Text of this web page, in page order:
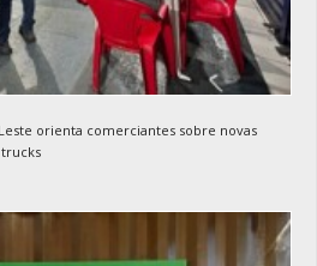
orienta comerciantes sobre novas